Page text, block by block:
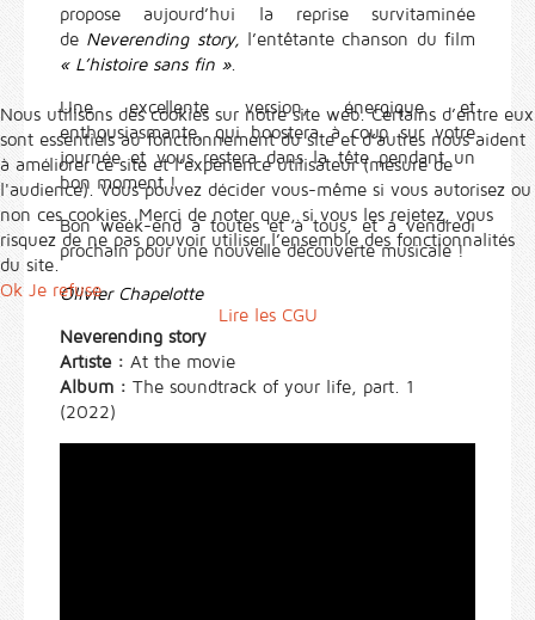
propose aujourd’hui la reprise survitaminée
de Neverending story, l’entêtante chanson du film
« L’histoire sans fin ».
Une excellente version, énergique et
enthousiasmante, qui boostera à coup sur votre
journée et vous restera dans la tête pendant un
bon moment !
Bon week-end à toutes et à tous, et à vendredi
prochain pour une nouvelle découverte musicale !
Olivier Chapelotte
Neverending story
Artiste : At the movie
Album : The soundtrack of your life, part. 1
(2022)
Nous utilisons des cookies sur notre site web. Certains d’entre eux
sont essentiels au fonctionnement du site et d’autres nous aident
à améliorer ce site et l’expérience utilisateur (mesure de
l'audience). Vous pouvez décider vous-même si vous autorisez ou
non ces cookies. Merci de noter que, si vous les rejetez, vous
risquez de ne pas pouvoir utiliser l’ensemble des fonctionnalités
du site.
Ok Je refuse
Lire les CGU